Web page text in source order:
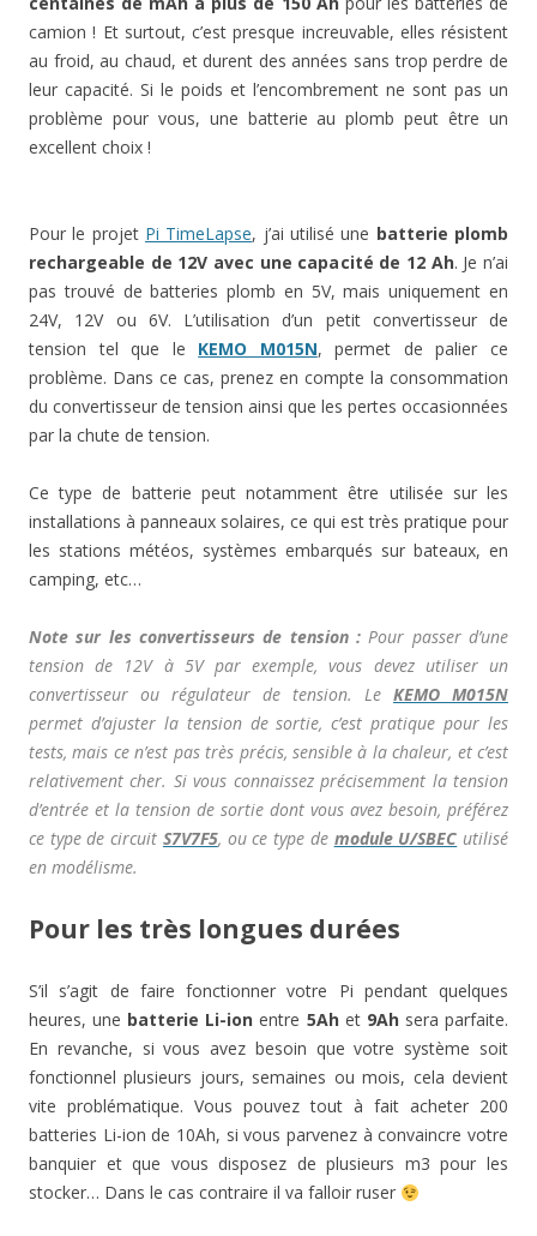
camion ! Et surtout, c’est presque increuvable, elles résistent
au froid, au chaud, et durent des années sans trop perdre de
leur capacité. Si le poids et l’encombrement ne sont pas un
problème pour vous, une batterie au plomb peut être un
excellent choix !
Pour le projet Pi TimeLapse, j’ai utilisé une batterie plomb
rechargeable de 12V avec une capacité de 12 Ah. Je n’ai
pas trouvé de batteries plomb en 5V, mais uniquement en
24V, 12V ou 6V. L’utilisation d’un petit convertisseur de
tension tel que le KEMO M015N, permet de palier ce
problème. Dans ce cas, prenez en compte la consommation
du convertisseur de tension ainsi que les pertes occasionnées
par la chute de tension.
Ce type de batterie peut notamment être utilisée sur les
installations à panneaux solaires, ce qui est très pratique pour
les stations météos, systèmes embarqués sur bateaux, en
camping, etc…
Note sur les convertisseurs de tension : Pour passer d’une
tension de 12V à 5V par exemple, vous devez utiliser un
convertisseur ou régulateur de tension. Le KEMO M015N
permet d’ajuster la tension de sortie, c’est pratique pour les
tests, mais ce n’est pas très précis, sensible à la chaleur, et c’est
relativement cher. Si vous connaissez précisemment la tension
d’entrée et la tension de sortie dont vous avez besoin, préférez
ce type de circuit S7V7F5, ou ce type de module U/SBEC utilisé
en modélisme.
Pour les très longues durées
S’il s’agit de faire fonctionner votre Pi pendant quelques
heures, une batterie Li-ion entre 5Ahet 9Ahsera parfaite.
En revanche, si vous avez besoin que votre système soit
fonctionnel plusieurs jours, semaines ou mois, cela devient
vite problématique. Vous pouvez tout à fait acheter 200
batteries Li-ion de 10Ah, si vous parvenez à convaincre votre
banquier et que vous disposez de plusieurs m3 pour les
stocker… Dans le cas contraire il va falloir ruser